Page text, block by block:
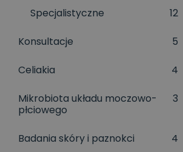
Specjalistyczne
12
Konsultacje 5
Celiakia 4
Mikrobiota układu moczowo-
płciowego
3
Badania skóry i paznokci 4